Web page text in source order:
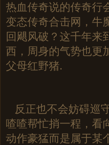
热血传奇说的传奇行
变态传奇合击网，
回飓风破？这千年
西，周身的气势也更
父母红野猪.
反正也不会妨碍巡
喳喳帮忙捎一程，看
动作豪猛而是属于某